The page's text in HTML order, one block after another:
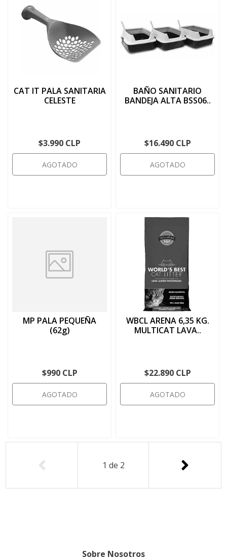
CAT IT PALA SANITARIA
CELESTE
$3.990 CLP
AGOTADO
BAÑO SANITARIO
BANDEJA ALTA BSS06..
$16.490 CLP
AGOTADO
MP PALA PEQUEÑA
(62g)
$990 CLP
AGOTADO
WBCL ARENA 6,35 KG.
MULTICAT LAVA..
$22.890 CLP
AGOTADO
1 de 2
Sobre Nosotros